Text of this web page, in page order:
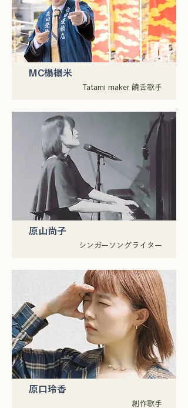
MC榻榻米
Tatami maker 饒舌歌手
原山尚子
シンガーソングライター
原口玲香
創作歌手